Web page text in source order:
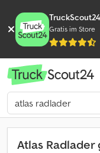
TruckScout24
Gratis im Store
Atlas